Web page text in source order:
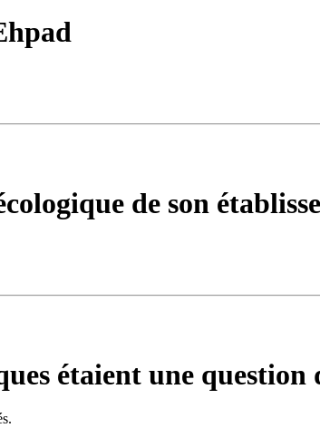
de son
étaient une question